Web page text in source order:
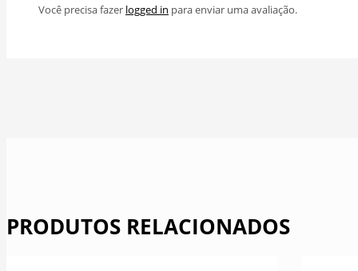
Você precisa fazer logged in para enviar uma avaliação.
PRODUTOS RELACIONADOS